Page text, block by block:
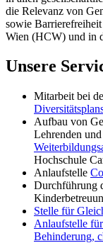
die Relevanz von
sowie
Wien (HCW) und in
Unsere
Mitarbeit bei
Aufbau von
Lehrenden
Hochschule
Anlaufstelle
Durchführung
Stelle für
Anlaufstelle
Behinderung,